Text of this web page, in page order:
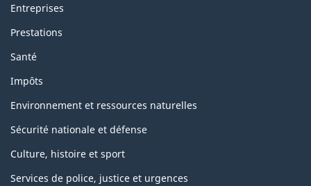
Entreprises
Prestations
Santé
Impôts
Environnement et ressources naturelles
Sécurité nationale et défense
Culture, histoire et sport
Services de police, justice et urgences